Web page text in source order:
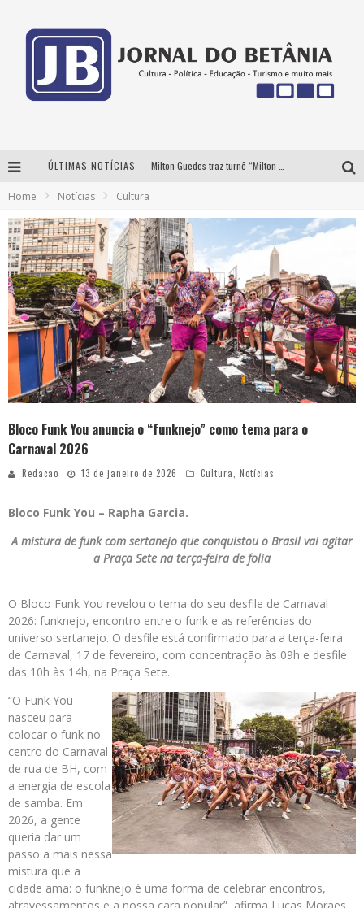
ÚLTIMAS NOTÍCIAS
Circuito Minas Musical chega a Sabará com show gratuito de Thiago Delegado, Nath Rodrigues e Tulio Araujo
Home Notícias Cultura
Bloco Funk You anuncia o “funknejo” como tema para o
Carnaval 2026
Redacao 13 de janeiro de 2026 Cultura, Notícias
Bloco Funk You – Rapha Garcia.
A mistura de funk com sertanejo que conquistou o Brasil vai agitar
a Praça Sete na terça-feira de folia
O Bloco Funk You revelou o tema do seu desfile de Carnaval
2026: funknejo, encontro entre o funk e as referências do
universo sertanejo. O desfile está confirmado para a terça-feira
de Carnaval, 17 de fevereiro, com concentração às 09h e desfile
das 10h às 14h, na Praça Sete.
“O Funk You
nasceu para
colocar o funk no
centro do Carnaval
de rua de BH, com
a energia de escola
de samba. Em
2026, a gente
queria dar um
passo a mais nessa
mistura que a
cidade ama: o funknejo é uma forma de celebrar encontros,